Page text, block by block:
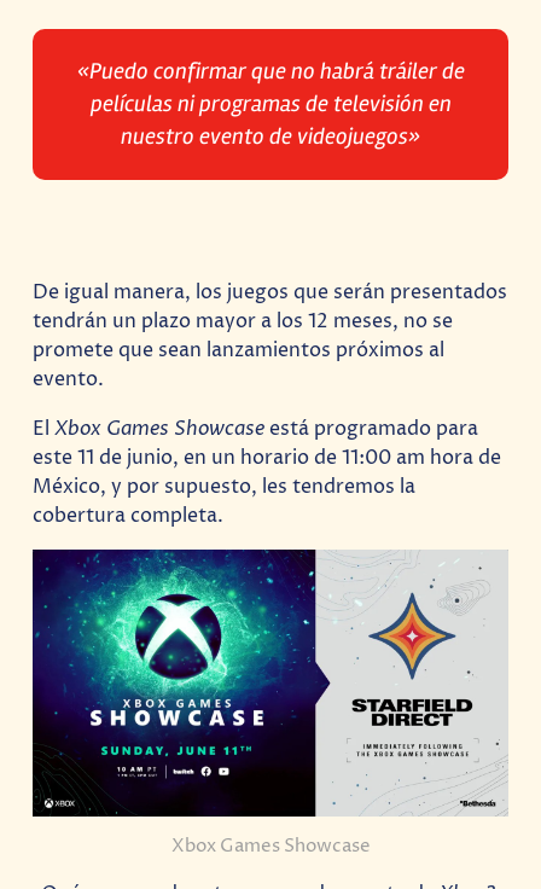
«Puedo confirmar que no habrá tráiler de
películas ni programas de televisión en
nuestro evento de videojuegos»
De igual manera, los juegos que serán presentados
tendrán un plazo mayor a los 12 meses, no se
promete que sean lanzamientos próximos al
evento.
ElXbox Games Showcaseestá programado para
este 11 de junio, en un horario de 11:00 am hora de
México, y por supuesto, les tendremos la
cobertura completa.
Xbox Games Showcase